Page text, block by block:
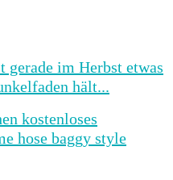
gerade im Herbst etwas
hält...